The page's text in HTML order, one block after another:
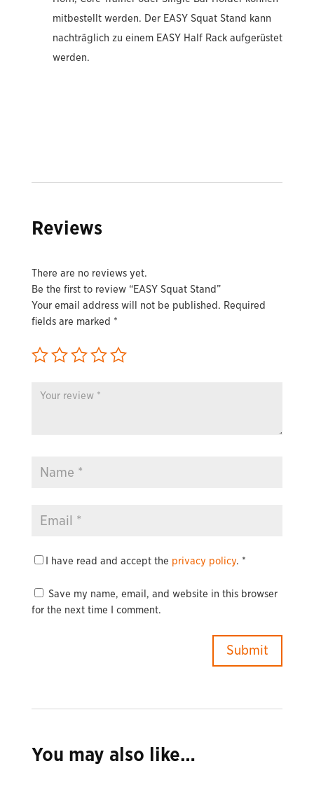
mitbestellt werden. Der EASY Squat Stand kann
nachträglich zu einem EASY Half Rack aufgerüstet
werden.
Reviews
There are no reviews yet.
Be the first to review “EASY Squat Stand”
Your email address will not be published. Required
fields are marked *
I have read and accept the privacy policy. *
Save my name, email, and website in this browser
for the next time I comment.
You may also like…